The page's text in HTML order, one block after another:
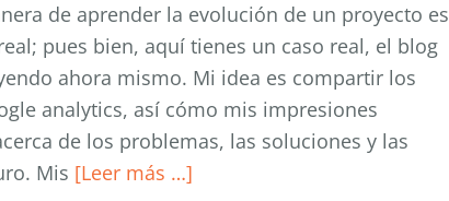
de aprender la evolución de un proyecto es
pues bien, aquí tienes un caso real, el blog
ahora mismo. Mi idea es compartir los
analytics, así cómo mis impresiones
de los problemas, las soluciones y las
Mis [Leer más …]